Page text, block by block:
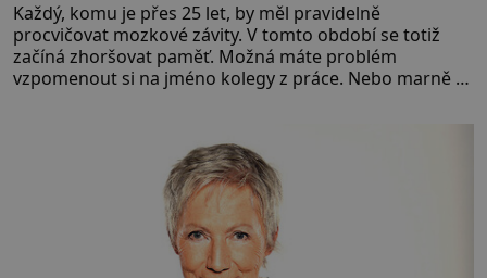
Každý, komu je přes 25 let, by měl pravidelně
procvičovat mozkové závity. V tomto období se totiž
začíná zhoršovat paměť. Možná máte problém
vzpomenout si na jméno kolegy z práce. Nebo marně v
rozhodla stávkovat. Cvičte